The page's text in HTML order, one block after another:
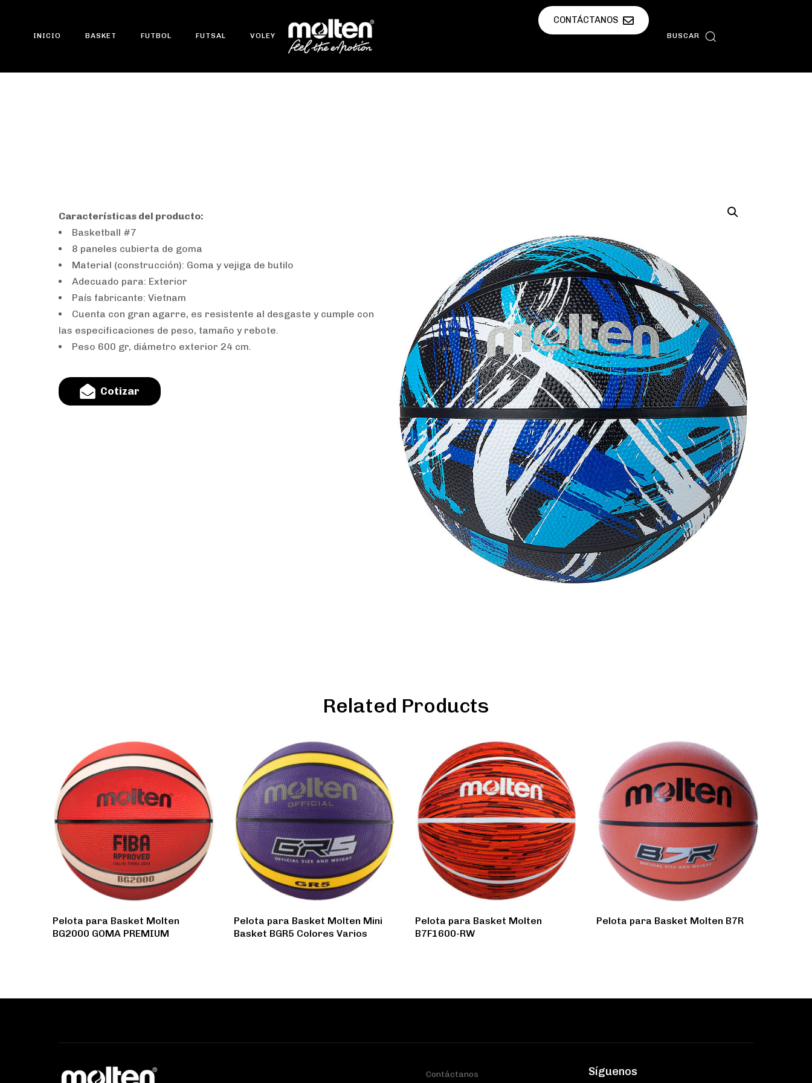
INICIO BASKET FUTBOL FUTSAL VOLEY
CONTÁCTANOS
BUSCAR
Características del producto:
Basketball #7
8 paneles cubierta de goma
Material (construcción): Goma y vejiga de butilo
Adecuado para: Exterior
País fabricante: Vietnam
Cuenta con gran agarre, es resistente al desgaste y cumple con
las especificaciones de peso, tamaño y rebote.
Peso 600 gr, diámetro exterior 24 cm.
Cotizar
Related Products
Pelota para Basket Molten
BG2000 GOMA PREMIUM
Pelota para Basket Molten Mini
Basket BGR5 Colores Varios
Pelota para Basket Molten
B7F1600-RW
Pelota para Basket Molten B7R
Contáctanos Síguenos